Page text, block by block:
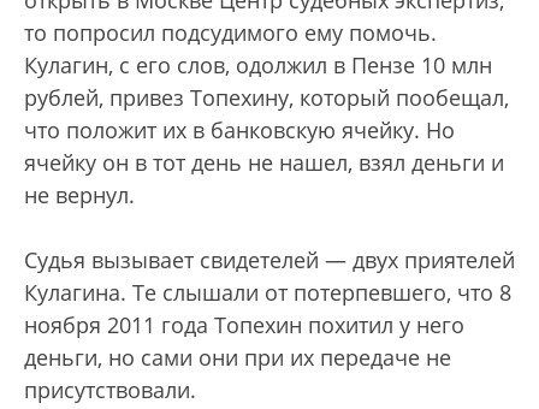
то попросил подсудимого ему помочь.
Кулагин, с его слов, одолжил в Пензе 10 млн
рублей, привез Топехину, который пообещал,
что положит их в банковскую ячейку. Но
ячейку он в тот день не нашел, взял деньги и
не вернул.
Судья вызывает свидетелей — двух приятелей
Кулагина. Те слышали от потерпевшего, что 8
ноября 2011 года Топехин похитил у него
деньги, но сами они при их передаче не
присутствовали.